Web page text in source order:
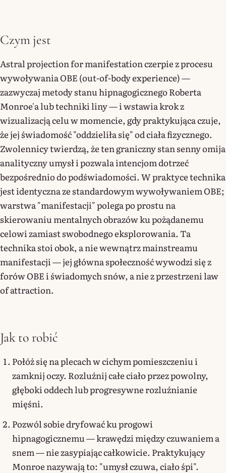
Czym jest
Astral projection for manifestation czerpie z procesu
wywoływania OBE (out-of-body experience) —
zazwyczaj metody stanu hipnagogicznego Roberta
Monroe'a lub techniki liny — i wstawia krok z
wizualizacją celu w momencie, gdy praktykująca czuje,
że jej świadomość "oddzieliła się" od ciała fizycznego.
Zwolennicy twierdzą, że ten graniczny stan senny omija
analityczny umysł i pozwala intencjom dotrzeć
bezpośrednio do podświadomości. W praktyce technika
jest identyczna ze standardowym wywoływaniem OBE;
warstwa "manifestacji" polega po prostu na
skierowaniu mentalnych obrazów ku pożądanemu
celowi zamiast swobodnego eksplorowania. Ta
technika stoi obok, a nie wewnątrz mainstreamu
manifestacji — jej główna społeczność wywodzi się z
forów OBE i świadomych snów, a nie z przestrzeni law
of attraction.
Jak to robić
Połóż się na plecach w cichym pomieszczeniu i
zamknij oczy. Rozluźnij całe ciało przez powolny,
głęboki oddech lub progresywne rozluźnianie
mięśni.
Pozwól sobie dryfować ku progowi
hipnagogicznemu — krawędzi między czuwaniem a
snem — nie zasypiając całkowicie. Praktykujący
Monroe nazywają to: "umysł czuwa, ciało śpi".